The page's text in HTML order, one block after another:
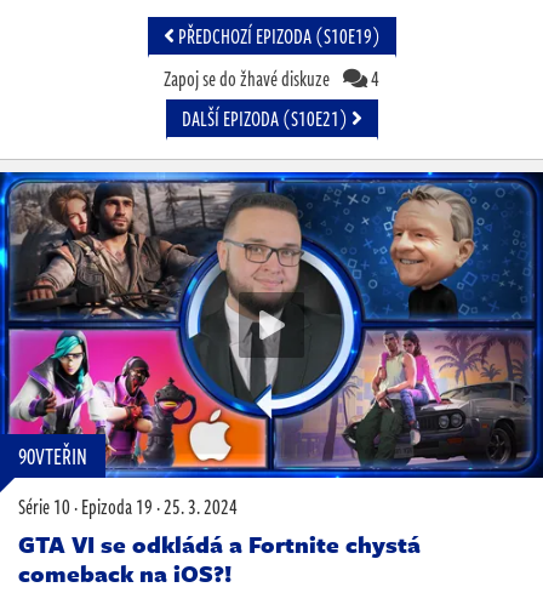
PŘEDCHOZÍ EPIZODA (S10E19)
Zapoj se do žhavé diskuze
4
DALŠÍ EPIZODA (S10E21)
90VTEŘIN
Série 10·Epizoda 19·25. 3. 2024
GTA VI se odkládá a Fortnite chystá
comeback na iOS?!